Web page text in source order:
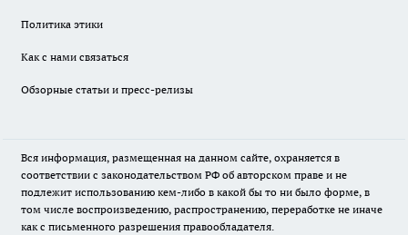
Политика этики
Как с нами связаться
Обзорные статьи и пресс-релизы
Вся информация, размещенная на данном сайте, охраняется в
соответствии с законодательством РФ об авторском праве и не
подлежит использованию кем-либо в какой бы то ни было форме, в
том числе воспроизведению, распространению, переработке не иначе
как с письменного разрешения правообладателя.